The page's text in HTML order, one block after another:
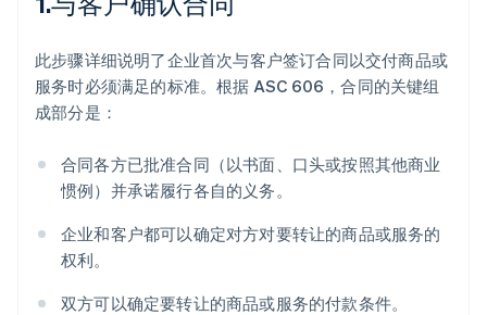
此步骤详细说明了企业首次与客户签订合同以交付商品或
服务时必须满足的标准。根据 ASC 606，合同的关键组
成部分是：
合同各方已批准合同（以书面、口头或按照其他商业
惯例）并承诺履行各自的义务。
企业和客户都可以确定对方对要转让的商品或服务的
权利。
双方可以确定要转让的商品或服务的付款条件。